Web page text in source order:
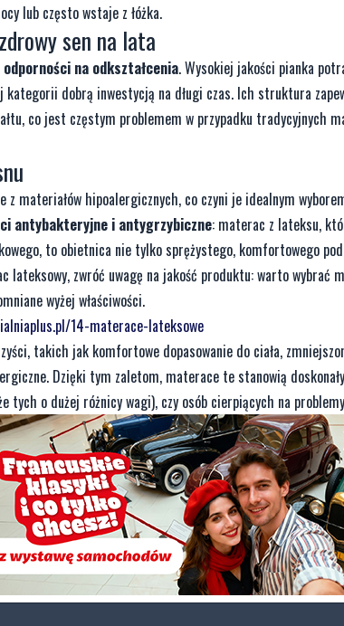
lub często wstaje z łóżka.
sen na lata
odporności na odkształcenia. Wysokiej jakości pianka
dobrą inwestycją na długi czas. Ich struktura
co jest częstym problemem w przypadku tradycyjnych
z materiałów hipoalergicznych, co czyni je idealnym
antybakteryjne i antygrzybiczne: materac z lateksu,
to obietnica nie tylko sprężystego, komfortowego
lateksowy, zwróć uwagę na jakość produktu: warto wybrać
wyżej właściwości.
14-materace-lateksowe
takich jak komfortowe dopasowanie do ciała,
Dzięki tym zaletom, materace te stanowią
o dużej różnicy wagi), czy osób cierpiących na